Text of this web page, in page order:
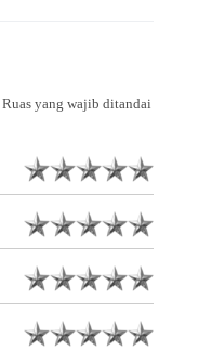
Ruas yang wajib ditandai